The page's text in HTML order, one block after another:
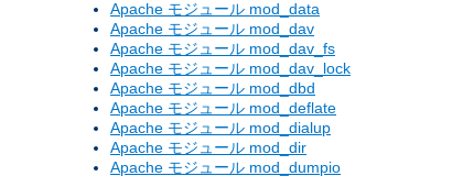
Apache モジュール mod_data
Apache モジュール mod_dav
Apache モジュール mod_dav_fs
Apache モジュール mod_dav_lock
Apache モジュール mod_dbd
Apache モジュール mod_deflate
Apache モジュール mod_dialup
Apache モジュール mod_dir
Apache モジュール mod_dumpio